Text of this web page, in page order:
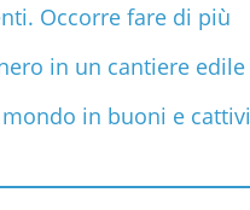
Occorre fare di più
in un cantiere edile
in buoni e cattivi